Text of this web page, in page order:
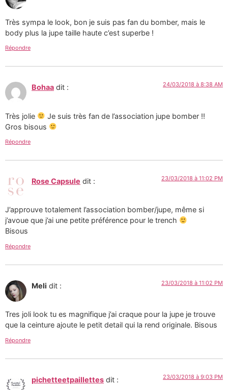
Très sympa le look, bon je suis pas fan du bomber, mais le
body plus la jupe taille haute c’est superbe !
Répondre
Bohaa dit : 24/03/2018 à 8:38 AM
Très jolie
Je suis très fan de l’association jupe bomber !!
Gros bisous
Répondre
Rose Capsule dit : 23/03/2018 à 11:02 PM
J’approuve totalement l’association bomber/jupe, même si
j’avoue que j’ai une petite préférence pour le trench
Bisous
Répondre
Meli dit : 23/03/2018 à 11:02 PM
Tres joli look tu es magnifique j’ai craque pour la jupe je trouve
que la ceinture ajoute le petit detail qui la rend originale. Bisous
Répondre
pichetteetpaillettes dit : 23/03/2018 à 9:03 PM